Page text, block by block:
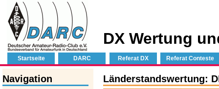
DX Wertung
Startseite DARC Referat DX Referat Conteste
Navigation Länderstandswertung: